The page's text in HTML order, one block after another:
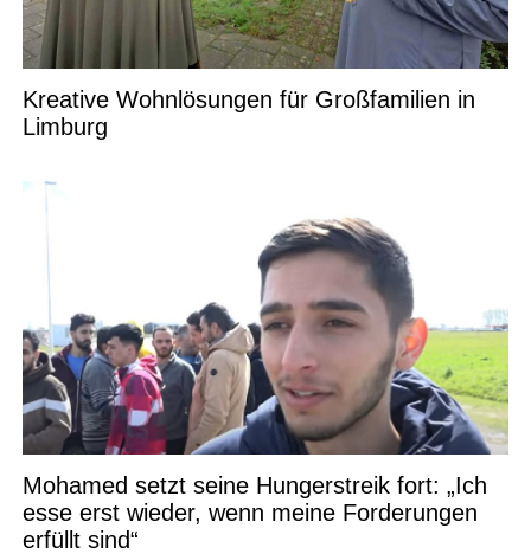
Kreative Wohnlösungen für Großfamilien in
Limburg
Mohamed setzt seine Hungerstreik fort: „Ich
esse erst wieder, wenn meine Forderungen
erfüllt sind“